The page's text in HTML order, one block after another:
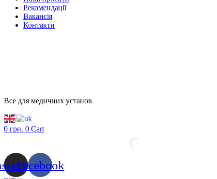
Рекомендації
Вакансiя
Контакти
Все для медичних установ
0 грн. 0 Cart
Facebook